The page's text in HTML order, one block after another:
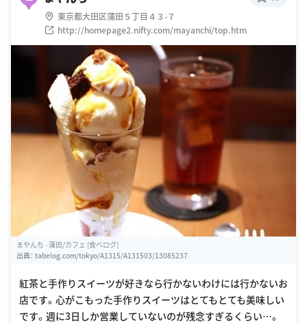
東京都大田区蒲田５丁目４３-７
http://homepage2.nifty.com/mayanchi/top.htm
まやんち - 蒲田/カフェ [食べログ]
出典： tabelog.com/tokyo/A1315/A131503/13085237
紅茶と手作りスイーツが好きなら行かないわけには行かないお
店です。心がこもった手作りスイーツはとてもとても美味しい
です。週に3日しか営業していないのが残念すぎるくらい…。